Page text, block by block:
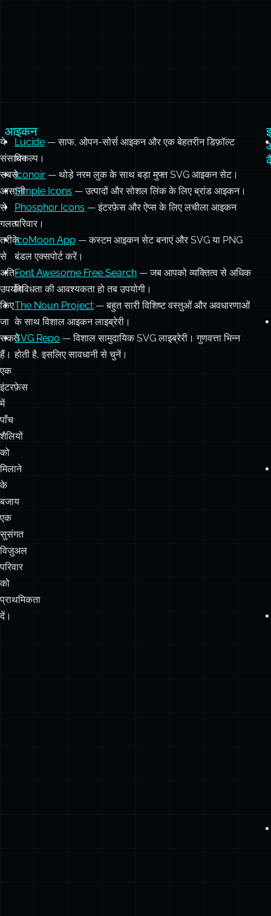
ये
संसाधन
सबसे
आसानी
से
गलत
तरीके
से
अति-
उपयोग
किए
जा
सकते
हैं।
एक
इंटरफ़ेस
में
पाँच
शैलियों
को
मिलाने
के
बजाय
एक
सुसंगत
विज़ुअल
परिवार
को
प्राथमिकता
दें।
आइकन
Lucide — साफ, ओपन-सोर्स आइकन और एक बेहतरीन डिफ़ॉल्ट
विकल्प।
Iconoir — थोड़े नरम लुक के साथ बड़ा मुफ्त SVG आइकन सेट।
Simple Icons — उत्पादों और सोशल लिंक के लिए ब्रांड आइकन।
Phosphor Icons — इंटरफ़ेस और ऐप्स के लिए लचीला आइकन
परिवार।
IcoMoon App — कस्टम आइकन सेट बनाएं और SVG या PNG
बंडल एक्सपोर्ट करें।
Font Awesome Free Search — जब आपको व्यक्तित्व से अधिक
विविधता की आवश्यकता हो तब उपयोगी।
The Noun Project — बहुत सारी विशिष्ट वस्तुओं और अवधारणाओं
के साथ विशाल आइकन लाइब्रेरी।
SVG Repo — विशाल सामुदायिक SVG लाइब्रेरी। गुणवत्ता भिन्न
होती है, इसलिए सावधानी से चुनें।